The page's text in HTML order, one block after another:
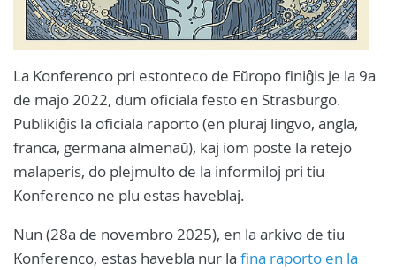
La Konferenco pri estonteco de Eŭropo finiĝis je la 9a
de majo 2022, dum oficiala festo en Strasburgo.
Publikiĝis la oficiala raporto (en pluraj lingvo, angla,
franca, germana almenaŭ), kaj iom poste la retejo
malaperis, do plejmulto de la informiloj pri tiu
Konferenco ne plu estas haveblaj.
Nun (28a de novembro 2025), en la arkivo de tiu
Konferenco, estas havebla nur la fina raporto en la